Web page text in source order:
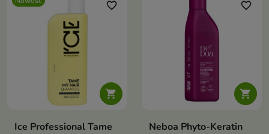

favorite_border
Ice Professional Tame

favorite_border
Neboa Phyto-Keratin